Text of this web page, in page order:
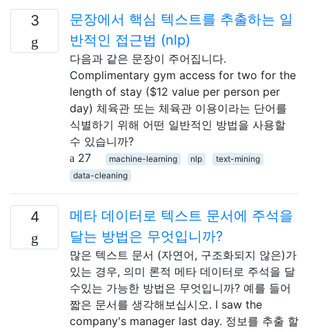
3
문장에서 핵심 텍스트를 추출하는 일
반적인 접근법 (nlp)
다음과 같은 문장이 주어집니다.
Complimentary gym access for two for the
length of stay ($12 value per person per
day) 체육관 또는 체육관 이용이라는 단어를
식별하기 위해 어떤 일반적인 방법을 사용할
수 있습니까?
27
machine-learning nlp
text-mining
data-cleaning
4
메타 데이터로 텍스트 문서에 주석을
달는 방법은 무엇입니까?
많은 텍스트 문서 (자연어, 구조화되지 않은)가
있는 경우, 의미 론적 메타 데이터로 주석을 달
수있는 가능한 방법은 무엇입니까? 예를 들어
짧은 문서를 생각해보십시오. I saw the
company's manager last day. 정보를 추출 할